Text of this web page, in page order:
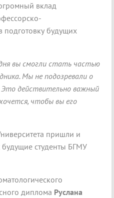
вклад
подготовку будущих
вы смогли стать частью
Мы не подозревали о
действительно важный
чтобы вы его
пришли и
студенты БГМУ
диплома Руслана